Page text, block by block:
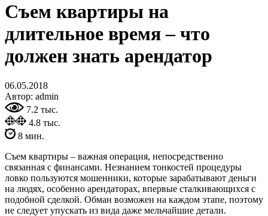
Съем квартиры на
длительное время – что
должен знать арендатор
06.05.2018
Автор: admin
7.2 тыс.
4.8 тыс.
8 мин.
Съем квартиры – важная операция, непосредственно
связанная с финансами. Незнанием тонкостей процедуры
ловко пользуются мошенники, которые зарабатывают деньги
на людях, особенно арендаторах, впервые сталкивающихся с
подобной сделкой. Обман возможен на каждом этапе, поэтому
не следует упускать из вида даже мельчайшие детали.